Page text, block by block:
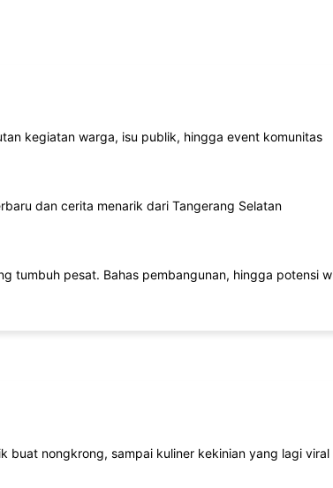
kegiatan warga, isu publik, hingga event komunitas
dan cerita menarik dari Tangerang Selatan
tumbuh pesat. Bahas pembangunan, hingga potensi
buat nongkrong, sampai kuliner kekinian yang lagi viral